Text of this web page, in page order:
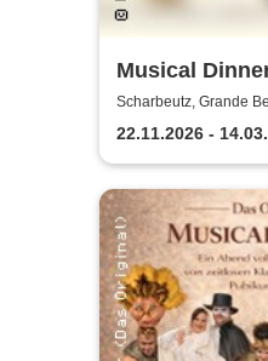
Musical
Scharbeutz, Grande
22.11.2026 -